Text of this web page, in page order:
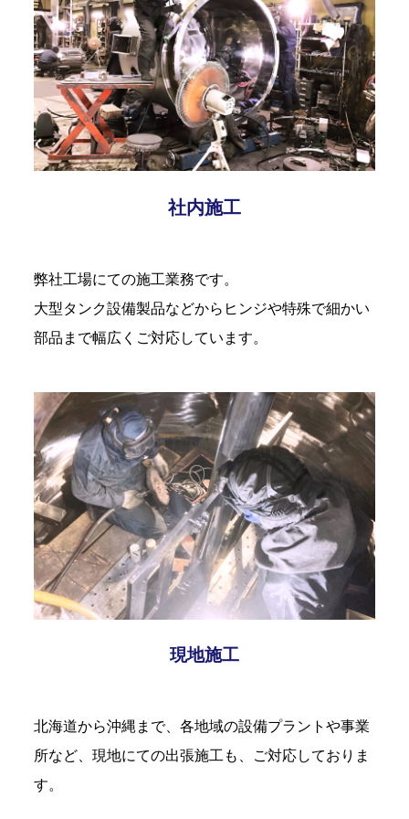
社内施工
弊社工場にての施工業務です。
大型タンク設備製品などからヒンジや特殊で細かい
部品まで幅広くご対応しています。
現地施工
北海道から沖縄まで、各地域の設備プラントや事業
所など、現地にての出張施工も、ご対応しておりま
す。